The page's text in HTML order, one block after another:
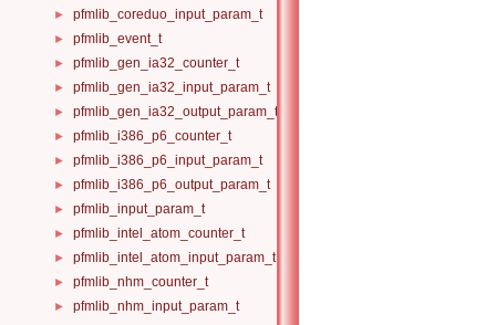
► pfmlib_coreduo_input_param_t
► pfmlib_event_t
► pfmlib_gen_ia32_counter_t
► pfmlib_gen_ia32_input_param_t
► pfmlib_gen_ia32_output_param_t
► pfmlib_i386_p6_counter_t
► pfmlib_i386_p6_input_param_t
► pfmlib_i386_p6_output_param_t
► pfmlib_input_param_t
► pfmlib_intel_atom_counter_t
► pfmlib_intel_atom_input_param_t
► pfmlib_nhm_counter_t
► pfmlib_nhm_input_param_t